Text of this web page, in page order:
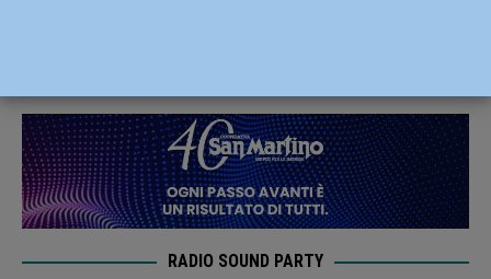
RADIO SOUND PARTY